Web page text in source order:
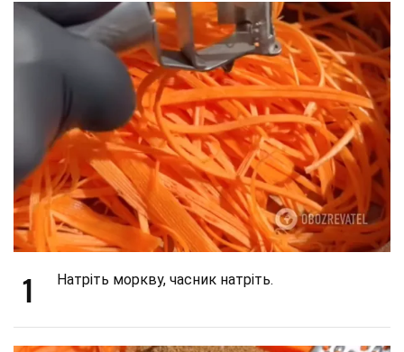
1 Натріть моркву, часник натріть.